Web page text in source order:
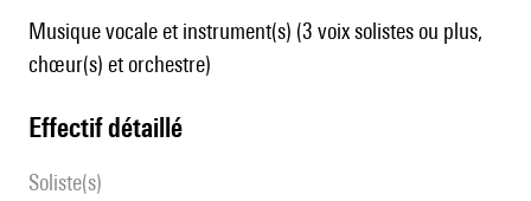
Musique vocale et instrument(s) (3 voix solistes ou plus,
chœur(s) et orchestre)
effectif détaillé
Soliste(s)